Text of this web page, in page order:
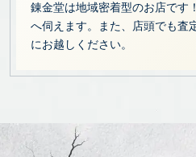
錬金堂は地域密着型のお店です
へ伺えます。また、店頭でも査
にお越しください。